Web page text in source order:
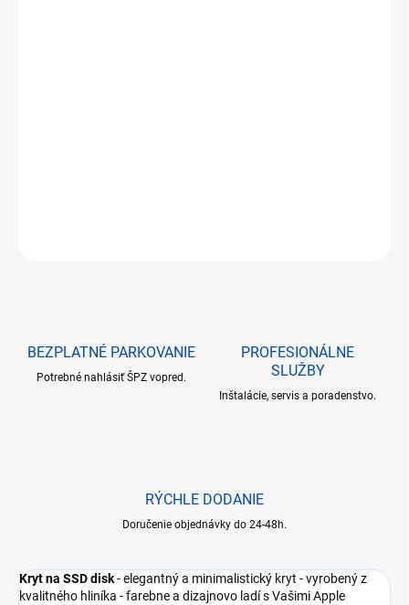
BEZPLATNÉ PARKOVANIE
Potrebné nahlásiť ŠPZ vopred.
PROFESIONÁLNE
SLUŽBY
Inštalácie, servis a poradenstvo.
RÝCHLE DODANIE
Doručenie objednávky do 24-48h.
Kryt na SSD disk- elegantný a minimalistický kryt - vyrobený z
kvalitného hliníka - farebne a dizajnovo ladí s Vašimi Apple